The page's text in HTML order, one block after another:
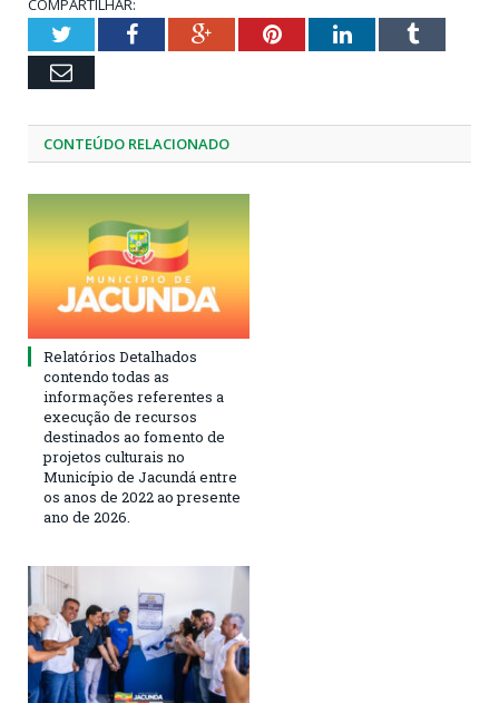
COMPARTILHAR:
TwitterFacebookGoogle+PinterestLinkedInTumblr
Email
CONTEÚDO RELACIONADO
Relatórios Detalhados
contendo todas as
informações referentes a
execução de recursos
destinados ao fomento de
projetos culturais no
Município de Jacundá entre
os anos de 2022 ao presente
ano de 2026.